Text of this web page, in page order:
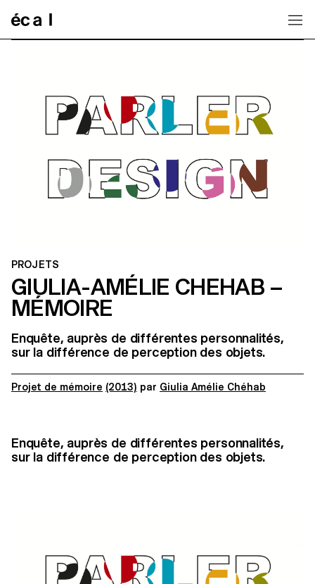
PROJETS
GIULIA-AMÉLIE CHEHAB –
MÉMOIRE
Enquête, auprès de différentes personnalités,
sur la différence de perception des objets.
Projet de mémoire (2013) par Giulia Amélie Chéhab
Enquête, auprès de différentes personnalités,
sur la différence de perception des objets.